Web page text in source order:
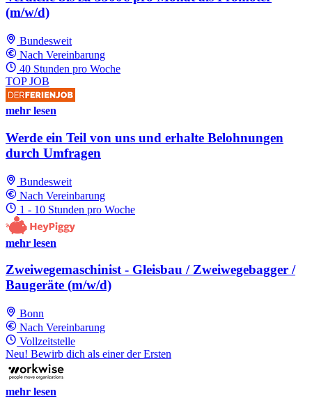
(m/w/d)
Bundesweit
Nach Vereinbarung
40 Stunden pro Woche
TOP JOB
mehr lesen
Werde ein Teil von uns und erhalte Belohnungen
durch Umfragen
Bundesweit
Nach Vereinbarung
1 - 10 Stunden pro Woche
mehr lesen
Zweiwegemaschinist - Gleisbau / Zweiwegebagger /
Baugeräte (m/w/d)
Bonn
Nach Vereinbarung
Vollzeitstelle
Neu! Bewirb dich als einer der Ersten
mehr lesen